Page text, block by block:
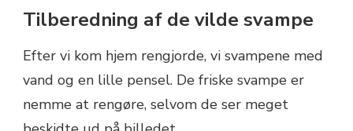
Tilberedning af de vilde svampe
Efter vi kom hjem rengjorde, vi svampene med
vand og en lille pensel. De friske svampe er
nemme at rengøre, selvom de ser meget